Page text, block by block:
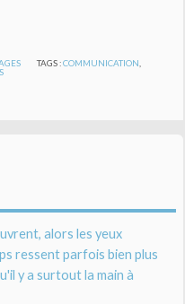
TAGS :COMMUNICATION
alors les yeux
ressent parfois bien plus
y a surtout la main à